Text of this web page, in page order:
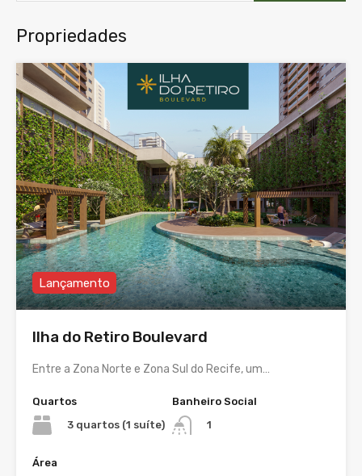
Propriedades
Lançamento
Ilha do Retiro Boulevard
Entre a Zona Norte e Zona Sul do Recife, um…
Quartos
3 quartos (1 suíte)
Banheiro Social
1
Área